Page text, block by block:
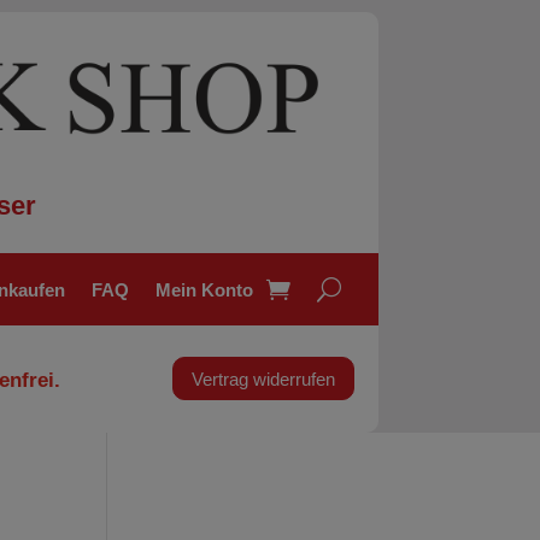
FAQ Mein Konto
Vertrag widerrufen